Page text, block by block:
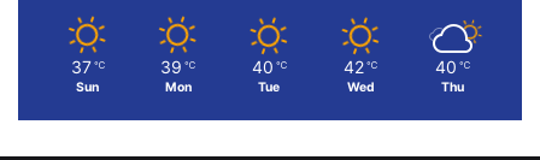
37 ℃
Sun
39 ℃
Mon
40 ℃
Tue
42 ℃
Wed
40 ℃
Thu